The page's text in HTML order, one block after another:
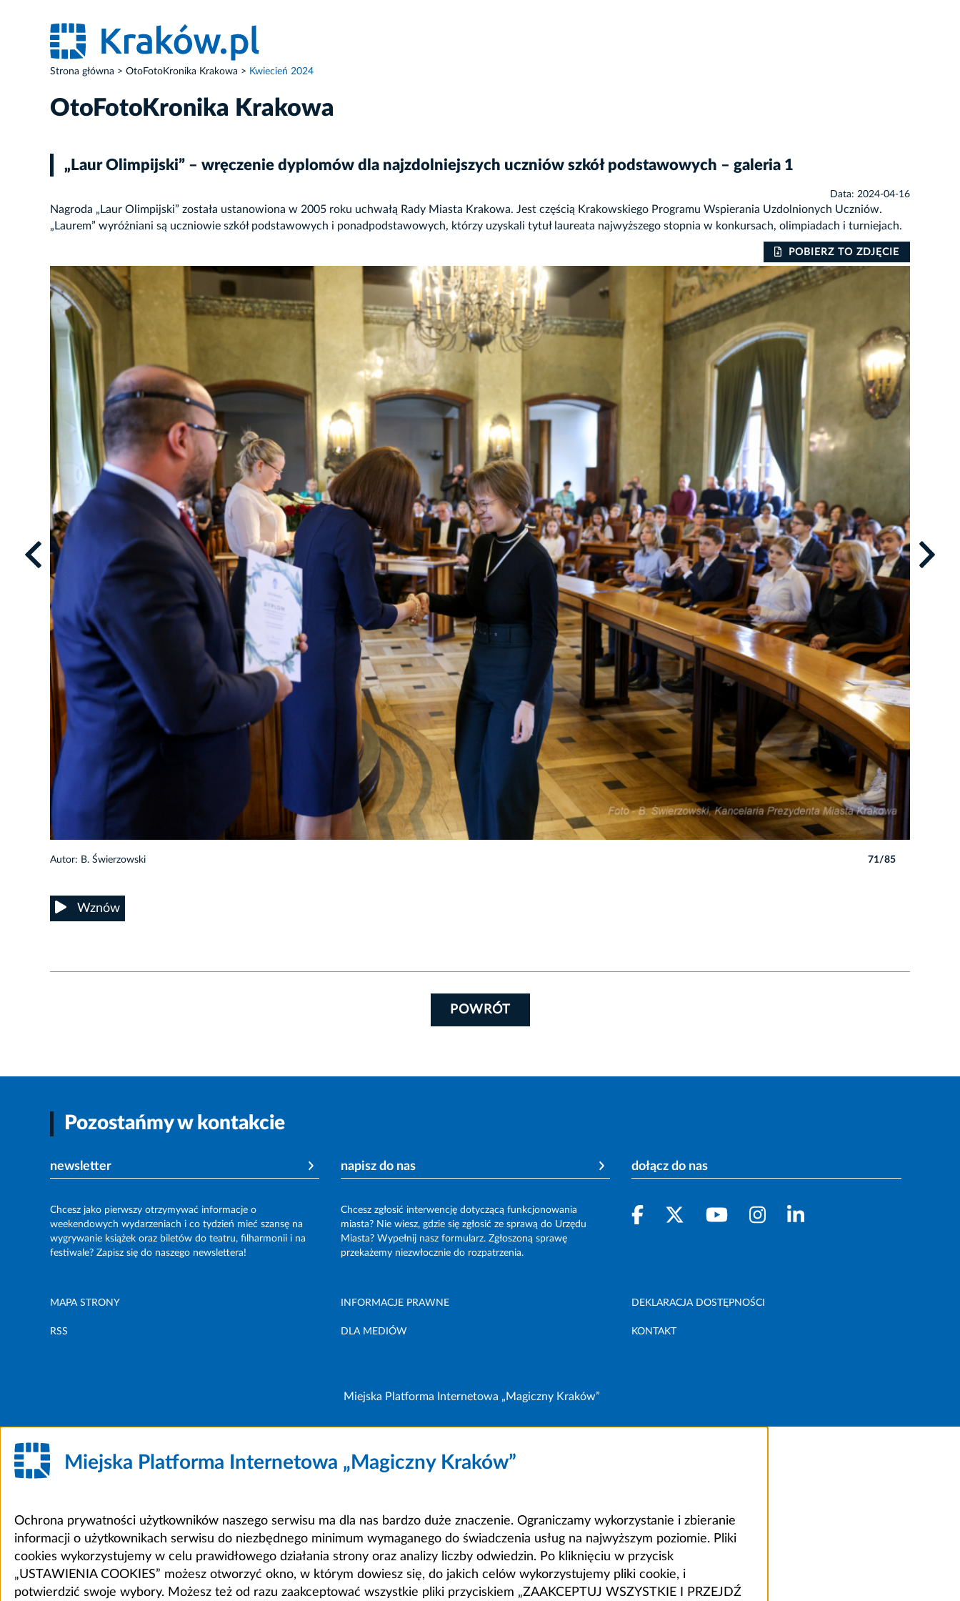
Strona główna OtoFotoKronika Krakowa Kwiecień 2024
OtoFotoKronika Krakowa
„Laur Olimpijski” – wręczenie dyplomów dla najzdolniejszych uczniów szkół podstawowych – galeria 1
Data: 2024-04-16
Nagroda „Laur Olimpijski” została ustanowiona w 2005 roku uchwałą Rady Miasta Krakowa. Jest częścią Krakowskiego Programu Wspierania Uzdolnionych Uczniów.
„Laurem” wyróżniani są uczniowie szkół podstawowych i ponadpodstawowych, którzy uzyskali tytuł laureata najwyższego stopnia w konkursach, olimpiadach i turniejach.
POBIERZ TO ZDJĘCIE
Autor: B. Świerzowski 71/85
Wznów
POWRÓT
Pozostańmy w kontakcie
newsletter
Chcesz jako pierwszy otrzymywać informacje o
weekendowych wydarzeniach i co tydzień mieć szansę na
wygrywanie książek oraz biletów do teatru, filharmonii i na
festiwale? Zapisz się do naszego newslettera!
napisz do nas
Chcesz zgłosić interwencję dotyczącą funkcjonowania
miasta? Nie wiesz, gdzie się zgłosić ze sprawą do Urzędu
Miasta? Wypełnij nasz formularz. Zgłoszoną sprawę
przekażemy niezwłocznie do rozpatrzenia.
dołącz do nas
MAPA STRONY INFORMACJE PRAWNE DEKLARACJA DOSTĘPNOŚCI
RSS DLA MEDIÓW KONTAKT
Miejska Platforma Internetowa „Magiczny Kraków”
Miejska Platforma Internetowa „Magiczny Kraków”
Ochrona prywatności użytkowników naszego serwisu ma dla nas bardzo duże znaczenie. Ograniczamy wykorzystanie i zbieranie
informacji o użytkownikach serwisu do niezbędnego minimum wymaganego do świadczenia usług na najwyższym poziomie. Pliki
cookies wykorzystujemy w celu prawidłowego działania strony oraz analizy liczby odwiedzin. Po kliknięciu w przycisk
„USTAWIENIA COOKIES” możesz otworzyć okno, w którym dowiesz się, do jakich celów wykorzystujemy pliki cookie, i
potwierdzić swoje wybory. Możesz też od razu zaakceptować wszystkie pliki przyciskiem „ZAAKCEPTUJ WSZYSTKIE I PRZEJDŹ